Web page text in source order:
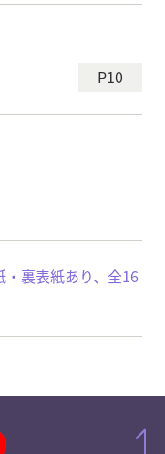
P10
裏表紙あり、全16